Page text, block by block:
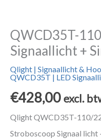
QWCD35T-
Signaallicht +
Qlight | Signaallicht &
QWCD35T | LED
€428,00 excl.
Qlight QWCD35T-110/
Stroboscoop Signaal licht